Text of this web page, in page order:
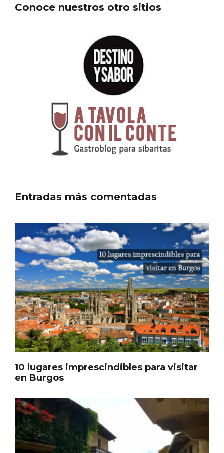
Conoce nuestros otro sitios
Entradas más comentadas
10 lugares imprescindibles para visitar
en Burgos
III Ruta de la Morcilla de Burgos IGP, en
Moradillo de Roa